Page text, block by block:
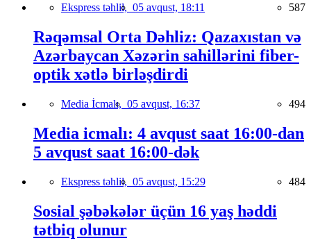
Ekspress təhlil, 05 avqust, 18:11 587
Rəqəmsal Orta Dəhliz: Qazaxıstan və
Azərbaycan Xəzərin sahillərini fiber-
optik xətlə birləşdirdi
Media İcmalı, 05 avqust, 16:37 494
Media icmalı: 4 avqust saat 16:00-dan
5 avqust saat 16:00-dək
Ekspress təhlil, 05 avqust, 15:29 484
Sosial şəbəkələr üçün 16 yaş həddi
tətbiq olunur